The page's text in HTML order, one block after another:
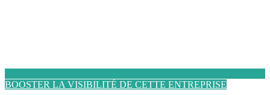
BOOSTER LA VISIBILITÉ DE CETTE ENTREPRISE